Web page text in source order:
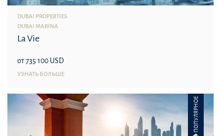
DUBAI PROPERTIES
DUBAI MARINA
La Vie
от 735 100 USD
УЗНАТЬ БОЛЬШЕ
ПОПУЛЯРНОЕ